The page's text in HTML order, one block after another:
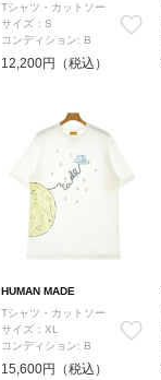
Tシャツ・カットソー
サイズ：S
コンディション: B
12,200円（税込）
HUMAN MADE
Tシャツ・カットソー
サイズ：XL
コンディション: B
15,600円（税込）